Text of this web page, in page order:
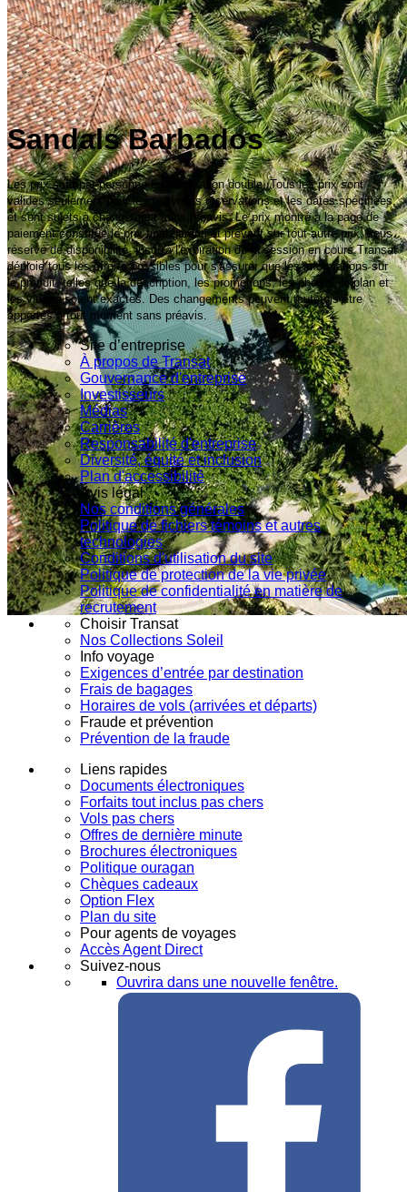
Sandals Barbados
Les prix sont par personne en occupation double. Tous les prix sont
valides seulement pour les nouvelles réservations et les dates spécifiées,
et sont sujets à changement sans préavis. Le prix montré à la page de
paiement constitue le prix final garanti et prévaut sur tout autre prix, sous
réserve de disponibilité, jusqu'à l'expiration de la session en cours.Transat
déploie tous les efforts possibles pour s'assurer que les informations sur
le produit, telles que la description, les promotions, les photos, le plan et
les vidéos soient exactes. Des changements peuvent toutefois être
apportés à tout moment sans préavis.
Site d’entreprise
À propos de Transat
Gouvernance d'entreprise
Investisseurs
Médias
Carrières
Responsabilité d'entreprise
Diversité, équité et inclusion
Plan d'accessibilité
Avis légal
Nos conditions générales
Politique de fichiers témoins et autres
technologies
Conditions d'utilisation du site
Politique de protection de la vie privée
Politique de confidentialité en matière de
recrutement
Choisir Transat
Nos Collections Soleil
Info voyage
Exigences d’entrée par destination
Frais de bagages
Horaires de vols (arrivées et départs)
Fraude et prévention
Prévention de la fraude
Liens rapides
Documents électroniques
Forfaits tout inclus pas chers
Vols pas chers
Offres de dernière minute
Brochures électroniques
Politique ouragan
Chèques cadeaux
Option Flex
Plan du site
Pour agents de voyages
Accès Agent Direct
Suivez-nous
Ouvrira dans une nouvelle fenêtre.